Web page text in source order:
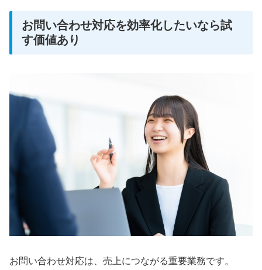
お問い合わせ対応を効率化したいなら試
す価値あり
お問い合わせ対応は、売上につながる重要業務です。